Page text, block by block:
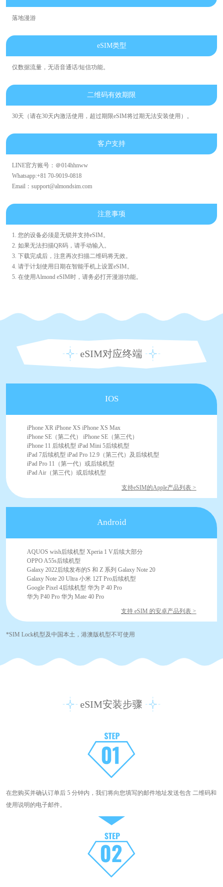
落地漫游
eSIM类型
仅数据流量，无语音通话/短信功能。
二维码有效期限
30天（请在30天内激活使用，超过期限eSIM将过期无法安装使用）。
客户支持
LINE官方账号：＠014hhnww
Whatsapp:+81 70-9019-0818
Email：support@almondsim.com
注意事项
1. 您的设备必须是无锁并支持eSIM。
2. 如果无法扫描QR码，请手动输入。
3. 下载完成后，注意再次扫描二维码将无效。
4. 请于计划使用日期在智能手机上设置eSIM。
5. 在使用Almond eSIM时，请务必打开漫游功能。
eSIM对应终端
IOS
iPhone XR iPhone XS iPhone XS Max
iPhone SE（第二代） iPhone SE（第三代）
iPhone 11 后续机型 iPad Mini 5后续机型
iPad 7后续机型 iPad Pro 12.9（第三代）及后续机型
iPad Pro 11（第一代）或后续机型
iPad Air（第三代）或后续机型
支持eSIM的Apple产品列表 >
Android
AQUOS wish后续机型 Xperia 1 V后续大部分
OPPO A55s后续机型
Galaxy 2022后续发布的S 和 Z 系列 Galaxy Note 20
Galaxy Note 20 Ultra 小米 12T Pro后续机型
Google Pixel 4后续机型 华为 P 40 Pro
华为 P40 Pro 华为 Mate 40 Pro
支持 eSIM 的安卓产品列表 >
*SIM Lock机型及中国本土，港澳版机型不可使用
eSIM安装步骤
在您购买并确认订单后 5 分钟内，我们将向您填写的邮件地址发送包含 二维码和
使用说明的电子邮件。